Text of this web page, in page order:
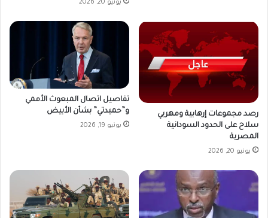
يونيو 20, 2026
رصد مجموعات إرهابية ومهربي
سلاح على الحدود السودانية
المصرية
يونيو 20, 2026
تفاصيل اتصال المبعوث الأممي
و”حميدتي” بشأن الأبيض
يونيو 19, 2026